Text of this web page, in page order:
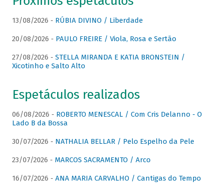
13/08/2026 - RÚBIA DIVINO / Liberdade
20/08/2026 - PAULO FREIRE / Viola, Rosa e Sertão
27/08/2026 - STELLA MIRANDA E KATIA BRONSTEIN /
Xicotinho e Salto Alto
Espetáculos realizados
06/08/2026 - ROBERTO MENESCAL / Com Cris Delanno - O
Lado B da Bossa
30/07/2026 - NATHALIA BELLAR / Pelo Espelho da Pele
23/07/2026 - MARCOS SACRAMENTO / Arco
16/07/2026 - ANA MARIA CARVALHO / Cantigas do Tempo